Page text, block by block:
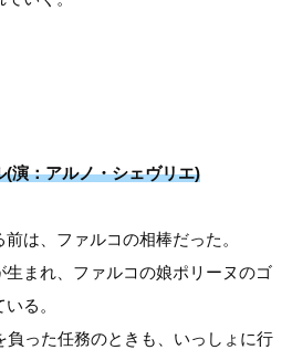
演：アルノ・シェヴリエ)
は、ファルコの相棒だった。
まれ、ファルコの娘ポリーヌのゴ
る。
負った任務のときも、いっしょに行